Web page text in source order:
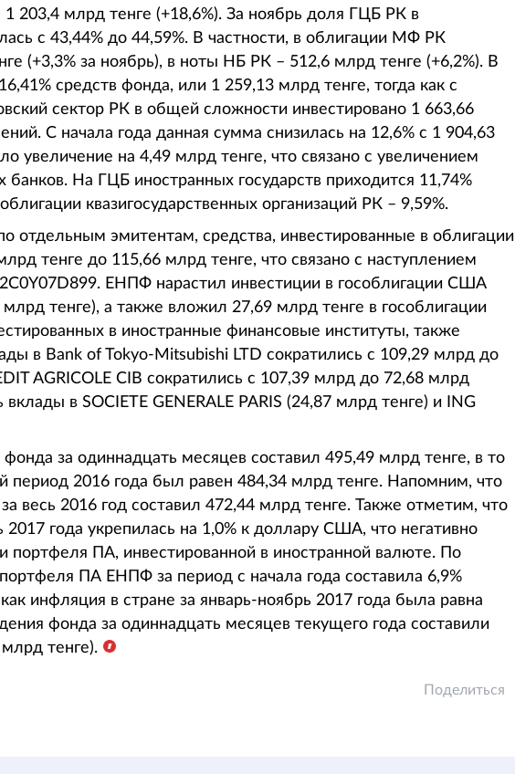
1 203,4 млрд тенге (+18,6%). За ноябрь доля ГЦБ РК в
с 43,44% до 44,59%. В частности, в облигации МФ РК
(+3,3% за ноябрь), в ноты НБ РК – 512,6 млрд тенге (+6,2%). В
средств фонда, или 1 259,13 млрд тенге, тогда как с
сектор РК в общей сложности инвестировано 1 663,66
С начала года данная сумма снизилась на 12,6% с 1 904,63
увеличение на 4,49 млрд тенге, что связано с увеличением
На ГЦБ иностранных государств приходится 11,74%
квазигосударственных организаций РК – 9,59%.
отдельным эмитентам, средства, инвестированные в облигации
тенге до 115,66 млрд тенге, что связано с наступлением
ЕНПФ нарастил инвестиции в гособлигации США
тенге), а также вложил 27,69 млрд тенге в гособлигации
в иностранные финансовые институты, также
в Bank of Tokyo-Mitsubishi LTD сократились с 109,29 млрд до
AGRICOLE CIB сократились с 107,39 млрд до 72,68 млрд
в SOCIETE GENERALE PARIS (24,87 млрд тенге) и ING
за одиннадцать месяцев составил 495,49 млрд тенге, в то
период 2016 года был равен 484,34 млрд тенге. Напомним, что
весь 2016 год составил 472,44 млрд тенге. Также отметим, что
2017 года укрепилась на 1,0% к доллару США, что негативно
портфеля ПА, инвестированной в иностранной валюте. По
ПА ЕНПФ за период с начала года составила 6,9%
инфляция в стране за январь-ноябрь 2017 года была равна
фонда за одиннадцать месяцев текущего года составили
тенге).
Поделиться